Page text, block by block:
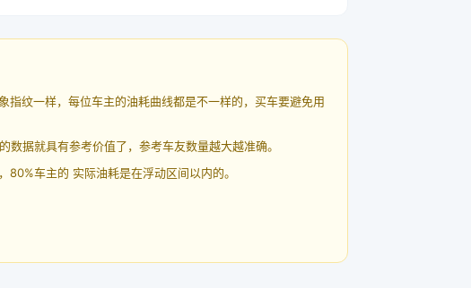
纹一样，每位车主的油耗曲线都是不一样的，买车要避免用
据就具有参考价值了，参考车友数量越大越准确。
车主的 实际油耗是在浮动区间以内的。